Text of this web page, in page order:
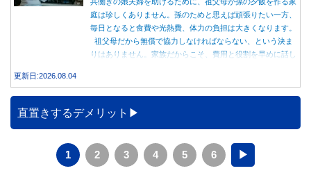
庭は珍しくありません。孫のためと思えば頑張りたい一方、
毎日となると食費や光熱費、体力の負担は大きくなります。
祖父母だから無償で協力しなければならない、という決ま
りはありません。家族だからこそ、費用と役割を早めに話し
更新日:2026.08.04
直置きするデメリット
1 2 3 4 5 6 ▶